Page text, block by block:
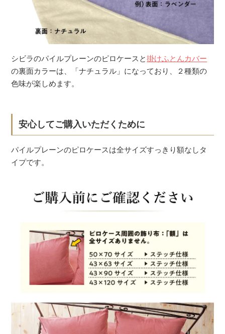
シビラのパイルプレーンのピロケースと掛けふとんカバー
の裏面カラーは、「ナチュラル」になっており、２種類の
色味が楽しめます。
安心してご購入いただくために
パイルプレーンのピロケースは全サイズすっきり額なしタ
イプです。